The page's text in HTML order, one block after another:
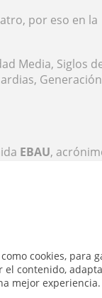
cookies, para
contenido,
mejor experiencia.
por eso en la
Media, Siglos
Generación
EBAU,
poder acceder
como el
la poesía
1939 a 1975, y